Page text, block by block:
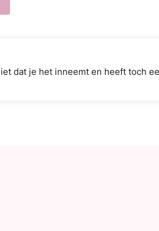
dat je het inneemt en heeft toch